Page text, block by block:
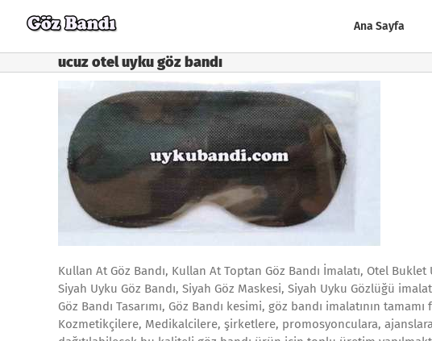
Ana Sayfa
ucuz otel uyku göz bandı
Kullan At Göz Bandı, Kullan At Toptan Göz Bandı İmalatı, Otel Buklet
Siyah Uyku Göz Bandı, Siyah Göz Maskesi, Siyah Uyku Gözlüğü
Göz Bandı Tasarımı, Göz Bandı kesimi, göz bandı imalatının
Kozmetikçilere, Medikalcilere, şirketlere, promosyonculara,